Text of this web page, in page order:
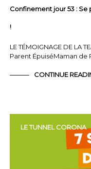
Confinement jour 53 :
!
LE TÉMOIGNAGE DE LA
Parent ÉpuiséMaman de
CONTINUE
LE TUNNEL CORONA